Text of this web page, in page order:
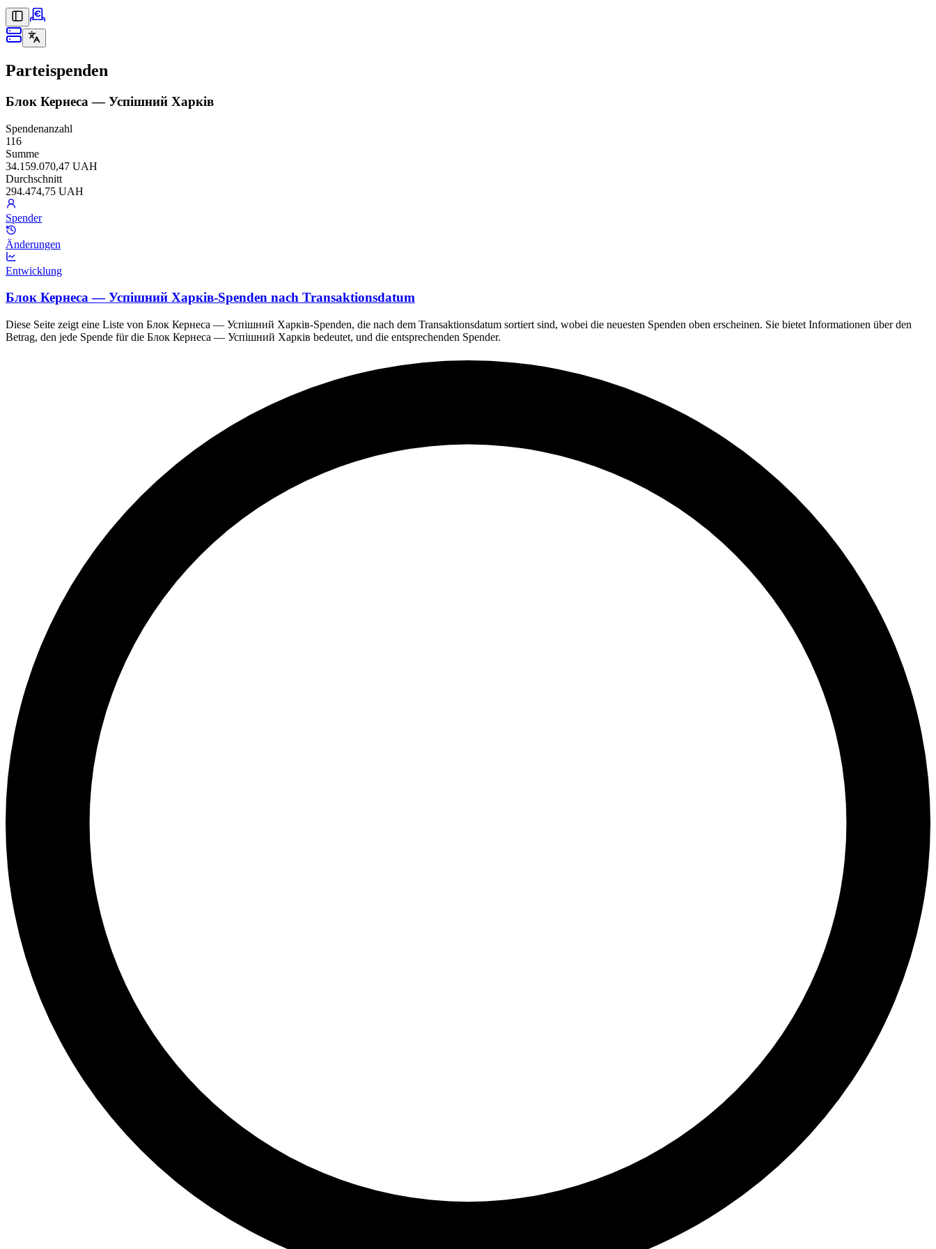
Parteispenden
Блок Кернеса — Успішний Харків
Spendenanzahl
116
Summe
34.159.070,47 UAH
Durchschnitt
294.474,75 UAH
Spender
Änderungen
Entwicklung
Блок Кернеса — Успішний Харків-Spenden nach Transaktionsdatum
Diese Seite zeigt eine Liste von Блок Кернеса — Успішний Харків-Spenden, die nach dem Transaktionsdatum sortiert sind, wobei die neuesten Spenden oben erscheinen. Sie bietet Informationen über den
Betrag, den jede Spende für die Блок Кернеса — Успішний Харків bedeutet, und die entsprechenden Spender.